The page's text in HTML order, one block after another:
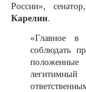
России»,
Карелин.
«Главное в
соблюдать
положенные